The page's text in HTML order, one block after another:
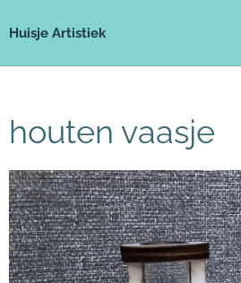
Huisje Artistiek
houten vaasje